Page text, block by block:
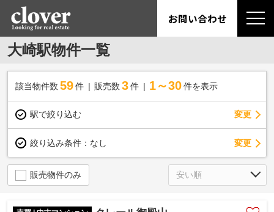
お問い合わせ
大崎駅物件一覧
該当物件数 59件 販売数 3 件 1～30 件を表示
駅で絞り込む 変更
絞り込み条件： なし 変更
販売物件のみ